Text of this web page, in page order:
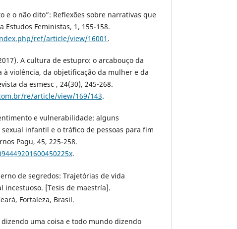
e o não dito”: Reflexões sobre narrativas que
Estudos Feministas, 1, 155-158.
ref/article/view/16001 .
A cultura de estupro: o arcabouço da
violência, da objetificação da mulher e da
da esmesc , 24(30), 245-268.
re/article/view/169/143.
e vulnerabilidade: alguns
infantil e o tráfico de pessoas para fim
Pagu, 45, 225-258.
.
de segredos: Trajetórias de vida
incestuoso. [Tesis de maestría].
Fortaleza, Brasil.
uma coisa e todo mundo dizendo